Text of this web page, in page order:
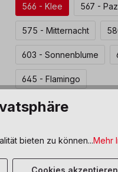
566 - Klee 567 -
575 - Mitternacht
603 - Sonnenblume
645 - Flamingo
Längeauswählen
Produkt
bieten zu können...Mehr
Cookies akzeptieren